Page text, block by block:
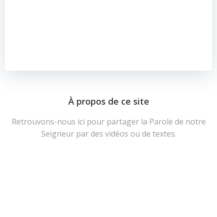
À propos de ce site
Retrouvons-nous ici pour partager la Parole de notre
Seigneur par des vidéos ou de textes.